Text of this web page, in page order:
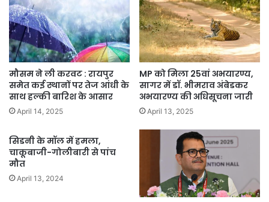
मौसम ने ली करवट : रायपुर
समेत कई स्थानों पर तेज आंधी के
साथ हल्की बारिश के आसार
April 14, 2025
MP को मिला 25वां अभयारण्य,
सागर में डॉ. भीमराव अंबेडकर
अभयारण्य की अधिसूचना जारी
April 13, 2025
सिडनी के मॉल में हमला,
चाकूबाजी-गोलीबारी से पांच
मौत
April 13, 2024